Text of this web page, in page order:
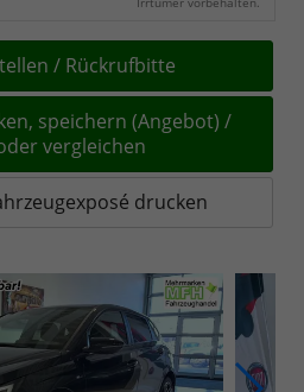
/ Rückrufbitte
speichern (Angebot) /
vergleichen
drucken